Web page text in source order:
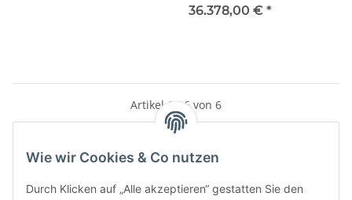
Wie wir Cookies & Co nutzen
Durch Klicken auf „Alle akzeptieren“ gestatten Sie den
36.378,00 € *
Artikel 1 - 6 von 6
Kategorien